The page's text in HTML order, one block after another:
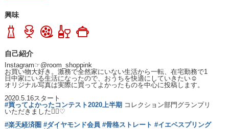
興味
自己紹介
Instagram☞@room_shoppink
お買い物大好き。激務で全然家にいない生活から一転、在宅勤務で1
日中家にいる生活になったので、おうちを快適にしていきたい☺️
オリジナル写真は実際に買ってよかったものを中心に投稿します。
#買ってよかったコンテスト2020上半期 コレクション部門グランプリ
いただきました🙇‍♀️♡
#楽天経済圏 #ダイヤモンド会員 #骨格ストレート #イエベスプリング